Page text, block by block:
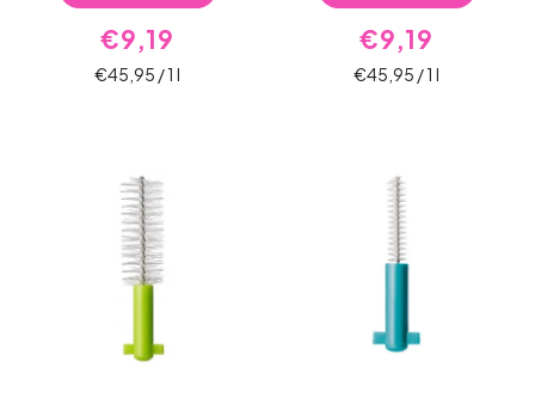
€9,19
€45,95 / 1 l
€9,19
€45,95 / 1 l